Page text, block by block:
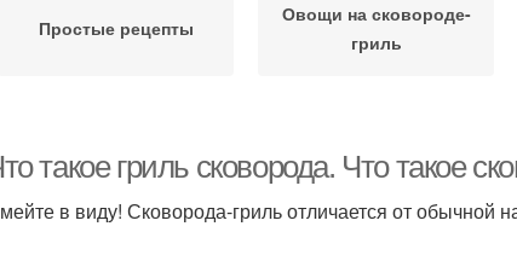
Простые рецепты
Овощи на сковороде-
гриль
такое гриль сковорода. Что такое
в виду! Сковорода-гриль отличается от обычной